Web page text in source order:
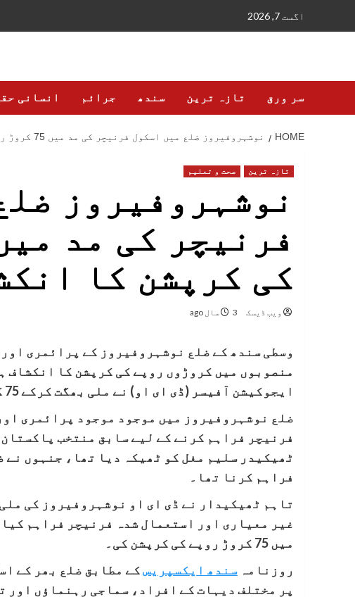
اگست 7, 2026
سر ورق تازہ ترین سندھ جرائم انسانی
HOME نوشہروفیروز ضلع میں اسکول فرنیچر کی مد میں 75 کروڑ روپے کی کرپشن کا انکشاف
تازہ ترین صحت و تعلیم
نوشہروفیروز
کی کرپشن کا
ویب ڈیسک 3 سال ago
وسطی سندھ کے ضلع نوشہروفیروز کے پرائمری
منصوبوں میں کروڑوں روپے کی کرپشن کا انکشاف
ایجوکیشن آفیسر (ڈی ای او) نے ملی بھگت کرکے 75 کروڑ روپے ہڑپ کرلیے۔
ضلع نوشہروفیروز میں موجود موجود پرائمری
فرنیچر فراہم کرنے کے لیے سابق منتخب
ٹھیکیدر سلیم مغل کو ٹھیکہ دیا تھا، جنہوں
فراہم کرنا تھا۔
تاہم ٹھیکیدار نے ڈی ای او نوشہروفیروز کی
غیر معیاری اور استعمال شدہ فرنیچر فراہم
میں 75 کروڑ روپے کی کرپشن کی۔
روزنامہ سندھ ایکسپریسکے مطابق ضلع بھر کے
پر مختلف دیہات کے افراد، سماجی رہنماؤں اور